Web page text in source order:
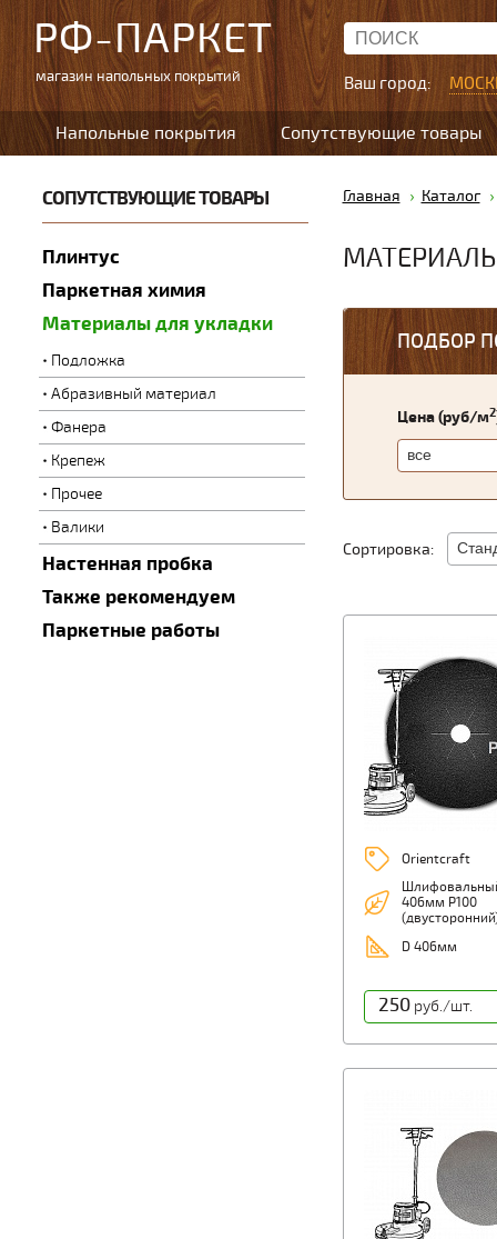
РФ-ПАРКЕТ
магазин напольных покрытий Ваш город:
Напольные покрытия Сопутствующие товары
СОПУТСТВУЮЩИЕ ТОВАРЫ
Плинтус
Паркетная химия
Материалы для укладки
Подложка
Абразивный материал
Фанера
Крепеж
Прочее
Валики
Настенная пробка
Также рекомендуем
Паркетные работы
Главная Каталог
ПОДБОР
Цена (руб/м2
Сортировка:
Orientcraft
406мм Р100
D 406мм
250руб./шт.